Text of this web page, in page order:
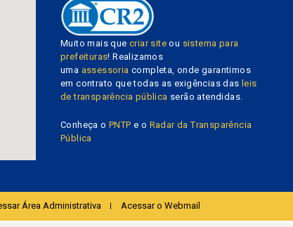
Muito mais quecriar site ou sistema para
prefeituras! Realizamos
uma assessoria completa, onde garantimos
em contrato que todas as exigências das leis
de transparência pública serão atendidas.
Conheça oPNTP e o Radar da Transparência
Pública
Área Administrativa Acessar o Webmail